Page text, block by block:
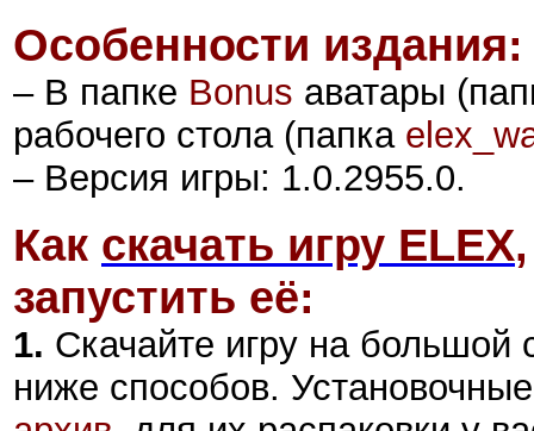
Особенности издания:
– В папке Bonus аватары
рабочего стола (папка
– Версия игры: 1.0.2955.0.
Как скачать игру ELEX,
запустить её:
1. Скачайте игру на большой
ниже способов.